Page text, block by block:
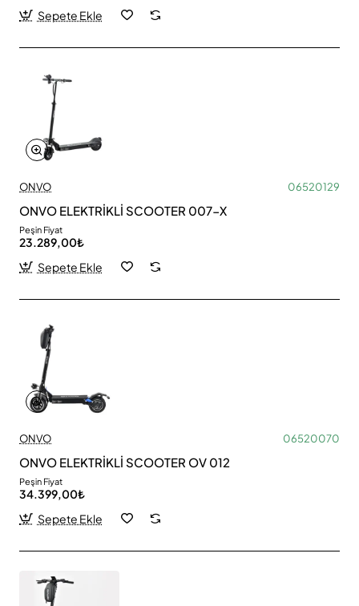
Sepete Ekle
ONVO 06520129
ONVO ELEKTRİKLİ SCOOTER 007-X
Peşin Fiyat
23.289,00₺
Sepete Ekle
ONVO 06520070
ONVO ELEKTRİKLİ SCOOTER OV 012
Peşin Fiyat
34.399,00₺
Sepete Ekle